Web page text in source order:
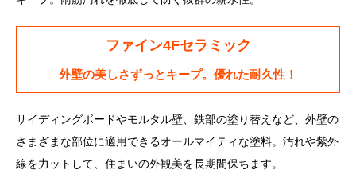
ファイン4Fセラミック
外壁の美しさずっとキープ。優れた耐久性！
サイディングボードやモルタル壁、鉄部の塗り替えなど、外壁の
さまざまな部位に適用できるオールマイティな塗料。汚れや紫外
線を力ットして、住まいの外観美を長期間保ちます。